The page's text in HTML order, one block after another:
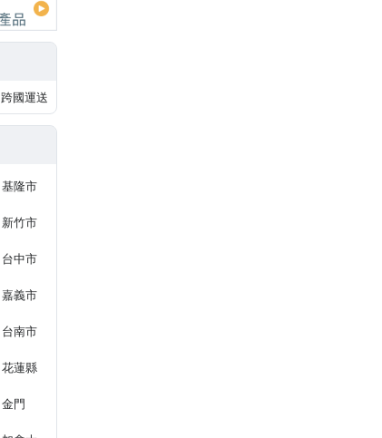
跨國運送
基隆市
新竹市
台中市
嘉義市
台南市
花蓮縣
金門